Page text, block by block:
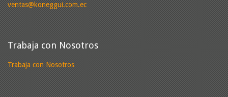
ventas@koneggui.com.ec
Trabaja con Nosotros
Trabaja con Nosotros